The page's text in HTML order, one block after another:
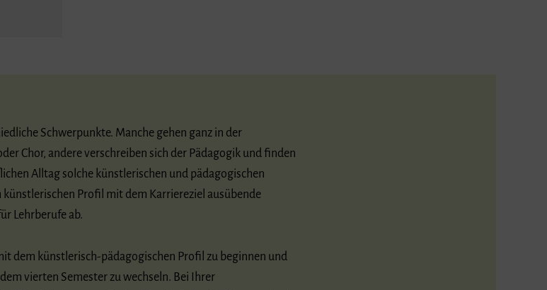
Schwerpunkte. Manche gehen ganz in der
Chor, andere verschreiben sich der Pädagogik und finden
Alltag solche künstlerischen und pädagogischen
Profil mit dem Karriereziel ausübende
Lehrberufe ab.
dem künstlerisch-pädagogischen Profil zu beginnen und
vierten Semester zu wechseln. Bei Ihrer